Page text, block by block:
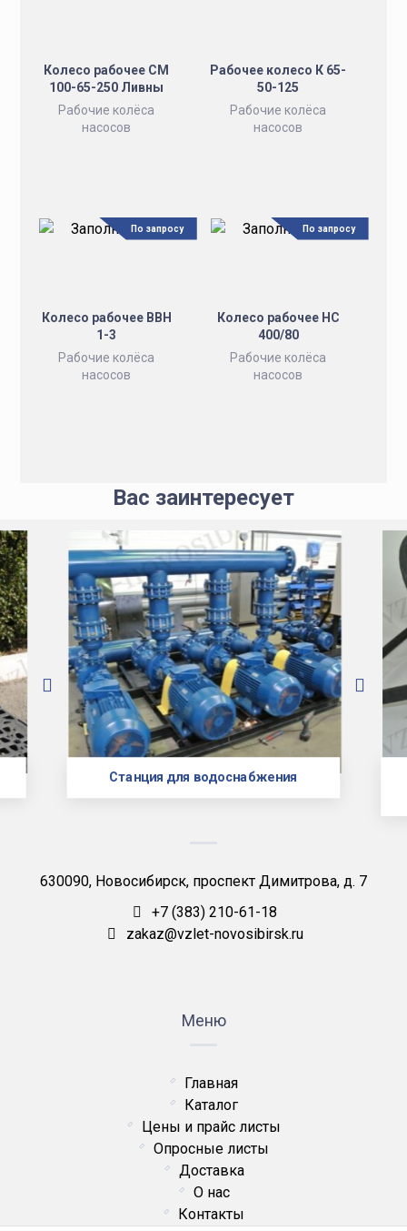
Колесо рабочее СМ
100-65-250 Ливны
Рабочие колёса
насосов
Рабочее колесо К 65-
50-125
Рабочие колёса
насосов
Колесо рабочее ВВН
1-3
Рабочие колёса
насосов
По запросу
Колесо рабочее НС
400/80
Рабочие колёса
насосов
По запросу
Вас заинтересует
Станция для водоснабжения
630090, Новосибирск, проспект Димитрова, д. 7
+7 (383) 210-61-18
zakaz@vzlet-novosibirsk.ru
Меню
Главная
Каталог
Цены и прайс листы
Опросные листы
Доставка
О нас
Контакты